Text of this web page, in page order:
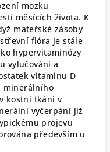
mozku
měsících života. K
mateřské zásoby
flóra je stále
hypervitaminózy
vylučování a
vitaminu D
minerálního
kostní tkáni v
vyčerpání již
projevu
především u